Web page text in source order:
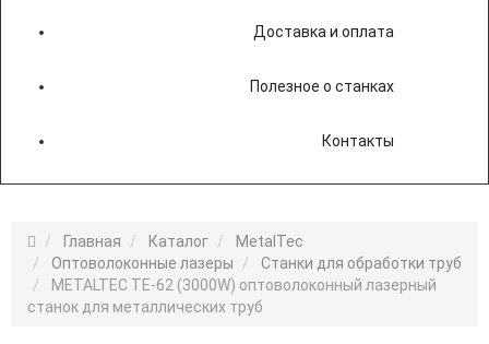
Доставка и оплата
Полезное о станках
Контакты
Главная Каталог
MetalTec
Оптоволоконные лазеры
Станки для обработки труб
METALTEC TЕ-62 (3000W) оптоволоконный лазерный
станок для металлических труб